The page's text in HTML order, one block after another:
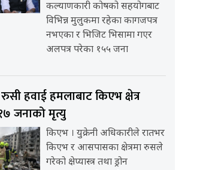
कल्याणकारी कोषको सहयोगबाट
विभिन्न मुलुकमा रहेका कागजपत्र
नभएका र भिजिट भिसामा गएर
अलपत्र परेका १५५ जना
हवाई हमलाबाट किएभ क्षेत्र
जनाको मृत्यु
किएभ । युक्रेनी अधिकारीले रातभर
किएभ र आसपासका क्षेत्रमा रुसले
गरेको क्षेप्यास्त्र तथा ड्रोन